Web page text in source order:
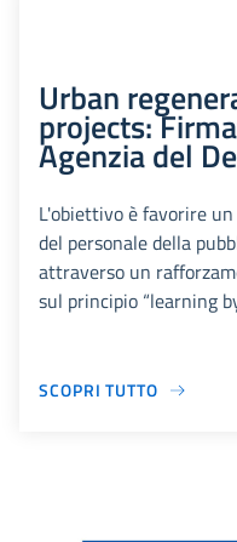
Urban
projects:
Agenzia del
L'obiettivo è favorire
del personale della
attraverso un
sul principio “learning
SCOPRI TUTTO